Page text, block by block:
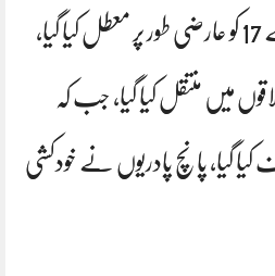
مقدمہ چلایا گیا، ان میں سے 17 کو عارضی طور پر معطل کیا گیا،
میں منتقل کیا گیا، جب کہ
کیا گیا، پانچ پادریوں نے خودکشی